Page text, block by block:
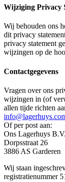
Wijziging Privacy
Wij behouden ons
dit privacy
privacy statement
wijzingen op de
Contactgegevens
Vragen over ons
wijzingen in (of
allen tijde richten
Of per post aan:
Ons Lagerhuys B.V.
Dorpsstraat 26
3886 AS Garderen
Wij staan
registratienummer